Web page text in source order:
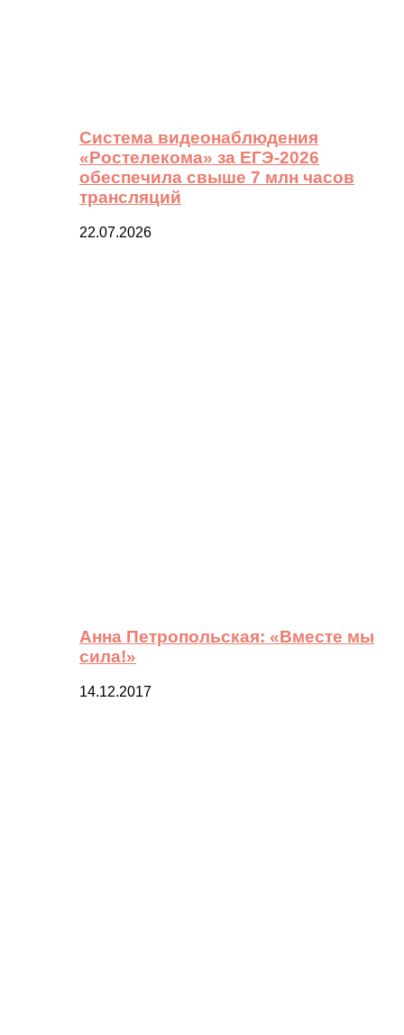
Система видеонаблюдения
«Ростелекома» за ЕГЭ-2026
обеспечила свыше 7 млн часов
трансляций
22.07.2026
Анна Петропольская: «Вместе мы
сила!»
14.12.2017